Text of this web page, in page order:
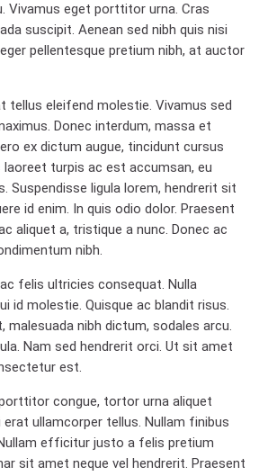
Vivamus eget porttitor urna. Cras
suscipit. Aenean sed nibh quis nisi
pellentesque pretium nibh, at auctor
tellus eleifend molestie. Vivamus sed
Donec interdum, massa et
ex dictum augue, tincidunt cursus
laoreet turpis ac est accumsan, eu
Suspendisse ligula lorem, hendrerit sit
id enim. In quis odio dolor. Praesent
aliquet a, tristique a nunc. Donec ac
nibh.
felis ultricies consequat. Nulla
id molestie. Quisque ac blandit risus.
malesuada nibh dictum, sodales arcu.
Nam sed hendrerit orci. Ut sit amet
est.
congue, tortor urna aliquet
ullamcorper tellus. Nullam finibus
efficitur justo a felis pretium
sit amet neque vel hendrerit. Praesent